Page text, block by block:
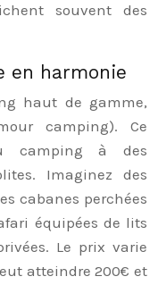
souvent des
en harmonie
haut de gamme,
camping). Ce
camping à des
Imaginez des
cabanes perchées
équipées de lits
Le prix varie
atteindre 200€ et